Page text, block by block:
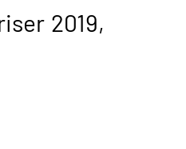
2019,